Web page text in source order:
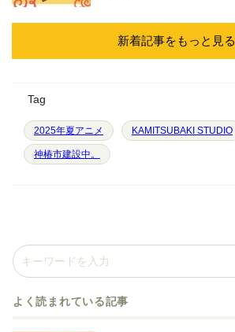
新着記事をもっと見る
Tag
2025年夏アニメ KAMITSUBAKI STUDIO
神椿市建設中。
よく読まれている記事